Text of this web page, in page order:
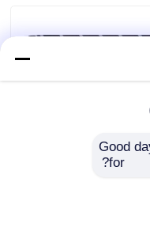
مقفل الشبكية
Good
for?